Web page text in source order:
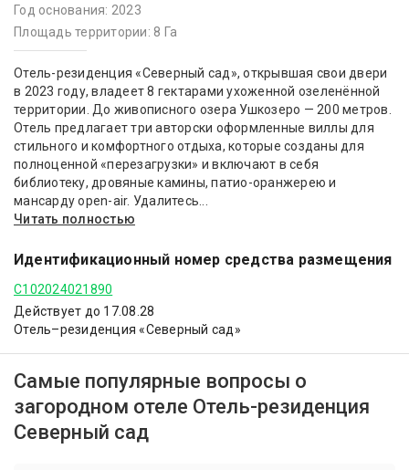
Год основания: 2023
Площадь территории: 8 Га
Отель-резиденция «Северный сад», открывшая свои двери
в 2023 году, владеет 8 гектарами ухоженной озеленённой
территории. До живописного озера Ушкозеро — 200 метров.
Отель предлагает три авторски оформленные виллы для
стильного и комфортного отдыха, которые созданы для
полноценной «перезагрузки» и включают в себя
библиотеку, дровяные камины, патио-оранжерею и
мансарду open-air. Удалитесь...
Читать полностью
Идентификационный номер средства размещения
С102024021890
Действует до 17.08.28
Отель–резиденция «Северный сад»
Самые популярные вопросы о
загородном отеле Отель-резиденция
Северный cад